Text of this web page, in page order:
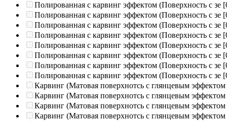
Полированная c карвинг эффектом (Поверхность с зе
Полированная c карвинг эффектом (Поверхность с зе
Полированная c карвинг эффектом (Поверхность с зе
Полированная c карвинг эффектом (Поверхность с зе
Полированная c карвинг эффектом (Поверхность с зе
Полированная c карвинг эффектом (Поверхность с зе
Полированная c карвинг эффектом (Поверхность с зе
Полированная c карвинг эффектом (Поверхность с зе
Карвинг (Матовая поверхнотсь с глянцевым эффектом
Карвинг (Матовая поверхнотсь с глянцевым эффектом
Карвинг (Матовая поверхнотсь с глянцевым эффектом
Карвинг (Матовая поверхнотсь с глянцевым эффектом